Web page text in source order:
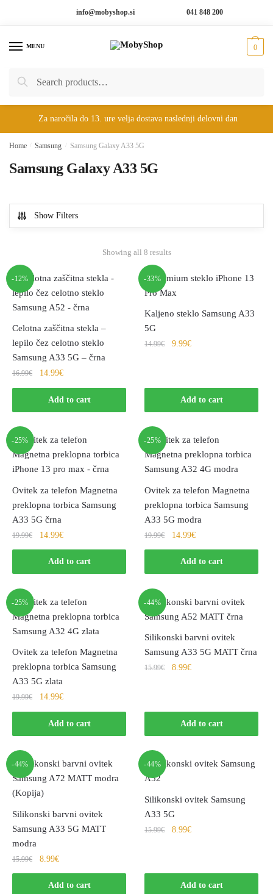
info@mobyshop.si 041 848 200
MENU
Search
Search
0
Za naročila do 13. ure velja dostava naslednji delovni dan
Home Samsung Samsung Galaxy A33 5G
Samsung Galaxy A33 5G
Show Filters
Showing all 8 results
-12%
Celotna zaščitna stekla –
lepilo čez celotno steklo
Samsung A33 5G – črna
16.99€ 14.99€
Add to cart
-33%
Kaljeno steklo Samsung A33
5G
14.99€ 9.99€
Add to cart
-25%
Ovitek za telefon Magnetna
preklopna torbica Samsung
A33 5G črna
19.99€ 14.99€
Add to cart
-25%
Ovitek za telefon Magnetna
preklopna torbica Samsung
A33 5G modra
19.99€ 14.99€
Add to cart
-25%
Ovitek za telefon Magnetna
preklopna torbica Samsung
A33 5G zlata
19.99€ 14.99€
Add to cart
-44%
Silikonski barvni ovitek
Samsung A33 5G MATT črna
15.99€ 8.99€
Add to cart
-44%
Silikonski barvni ovitek
Samsung A33 5G MATT
modra
15.99€ 8.99€
Add to cart
-44%
Silikonski ovitek Samsung
A33 5G
15.99€ 8.99€
Add to cart